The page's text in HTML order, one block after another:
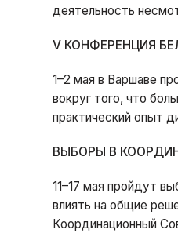
деятельность
V КОНФЕРЕНЦИЯ
1–2 мая в Варшаве
вокруг того, что
практический опыт
ВЫБОРЫ В
11–17 мая пройдут
влиять на общие
Координационный